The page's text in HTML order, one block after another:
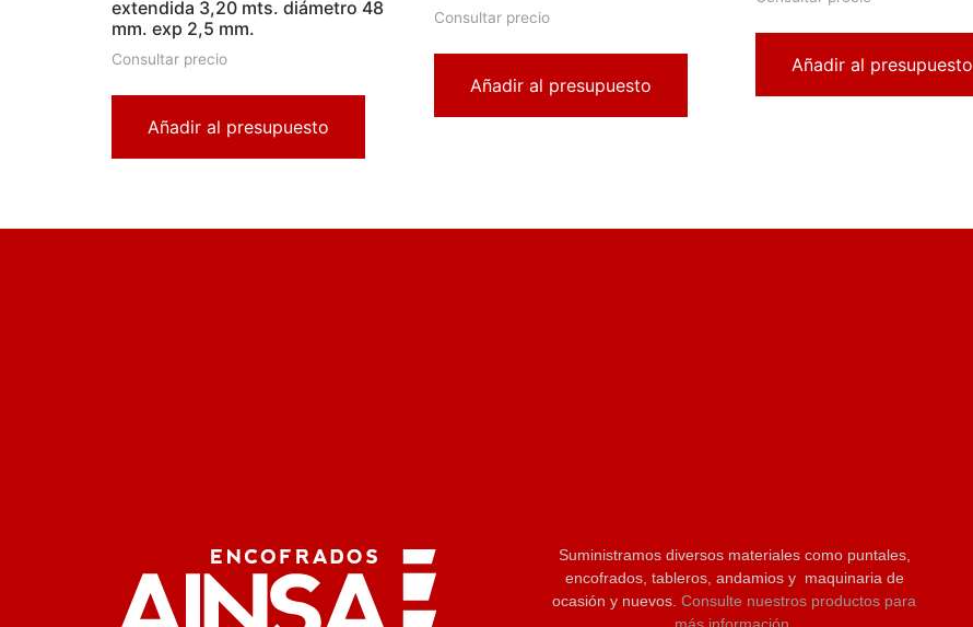
extendida 3,20 mts. diámetro 48
mm. exp 2,5 mm.
Consultar precio
Añadir al presupuesto
Consultar precio
Añadir al presupuesto
Añadir al presupuesto
Suministramos diversos materiales como puntales,
encofrados, tableros, andamios y maquinaria de
ocasión y nuevos.Consulte nuestros productos para